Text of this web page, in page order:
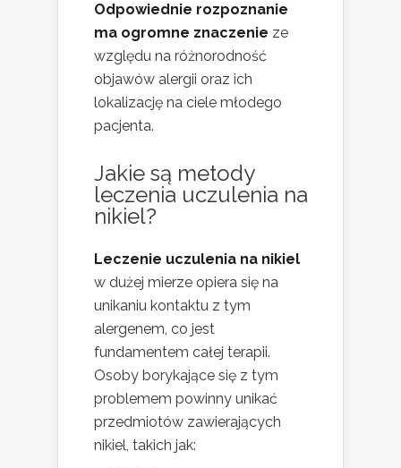
Odpowiednie rozpoznanie
ma ogromne znaczenie ze
względu na różnorodność
objawów alergii oraz ich
lokalizację na ciele młodego
pacjenta.
Jakie są metody
leczenia uczulenia na
nikiel?
Leczenie uczulenia na nikiel
w dużej mierze opiera się na
unikaniu kontaktu z tym
alergenem, co jest
fundamentem całej terapii.
Osoby borykające się z tym
problemem powinny unikać
przedmiotów zawierających
nikiel, takich jak: